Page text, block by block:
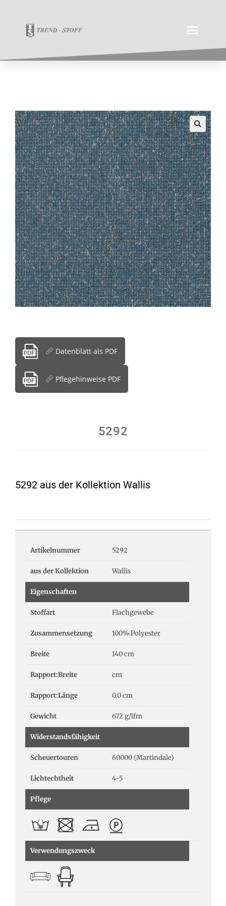
Datenblatt als PDF
Pflegehinweise PDF
5292
5292 aus der Kollektion Wallis
Artikelnummer 5292
aus der Kollektion Wallis
Eigenschaften
Stoffart Flachgewebe
Zusammensetzung 100% Polyester
Breite 140 cm
Rapport:Breite cm
Rapport:Länge 0.0 cm
Gewicht 672 g/lfm
Widerstandsfähigkeit
Scheuertouren 60000 (Martindale)
Lichtechtheit 4-5
Pflege
Verwendungszweck